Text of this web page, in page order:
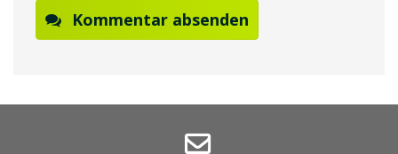
Kommentar absenden